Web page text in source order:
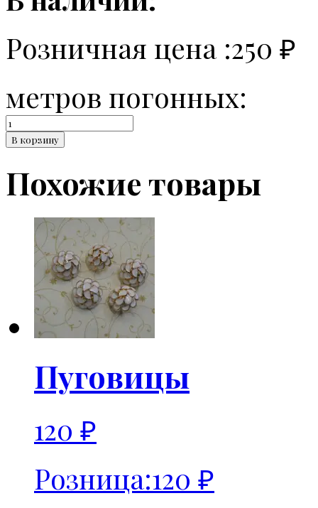
Розничная цена :250 ₽
метров погонных:
Количество
Пуговицы
В корзину
Похожие товары
Пуговицы
120 ₽
Розница:120 ₽